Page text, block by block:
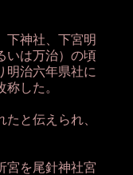
下神社、下宮明
いは万治）の頃
明治六年県社に
した。
たと伝えられ、
宮を尾針神社宮